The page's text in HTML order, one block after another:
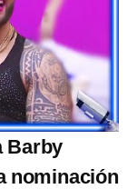
Barby
nominación